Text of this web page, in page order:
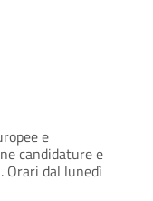
e
candidature e
dal lunedì